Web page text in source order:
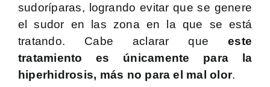
sudoríparas, logrando evitar que se genere
el sudor en las zona en la que se está
tratando. Cabe aclarar queeste
tratamiento es únicamente para la
hiperhidrosis, más no para el mal olor.